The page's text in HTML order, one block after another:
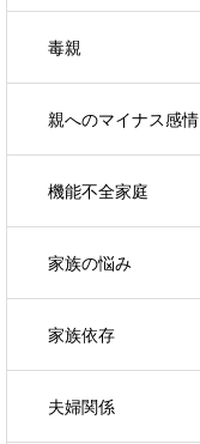
毒親
親へのマイナス感情
機能不全家庭
家族の悩み
家族依存
夫婦関係